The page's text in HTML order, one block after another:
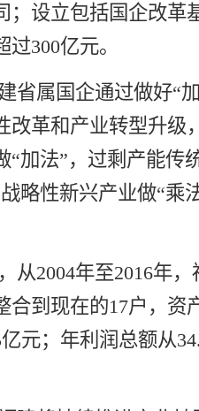
；设立包括国企改革
300亿元。
省属国企通过做好“
改革和产业转型升级
“加法”，过剩产能传
略性新兴产业做“乘
从2004年至2016年
合到现在的17户，资
元；年利润总额从